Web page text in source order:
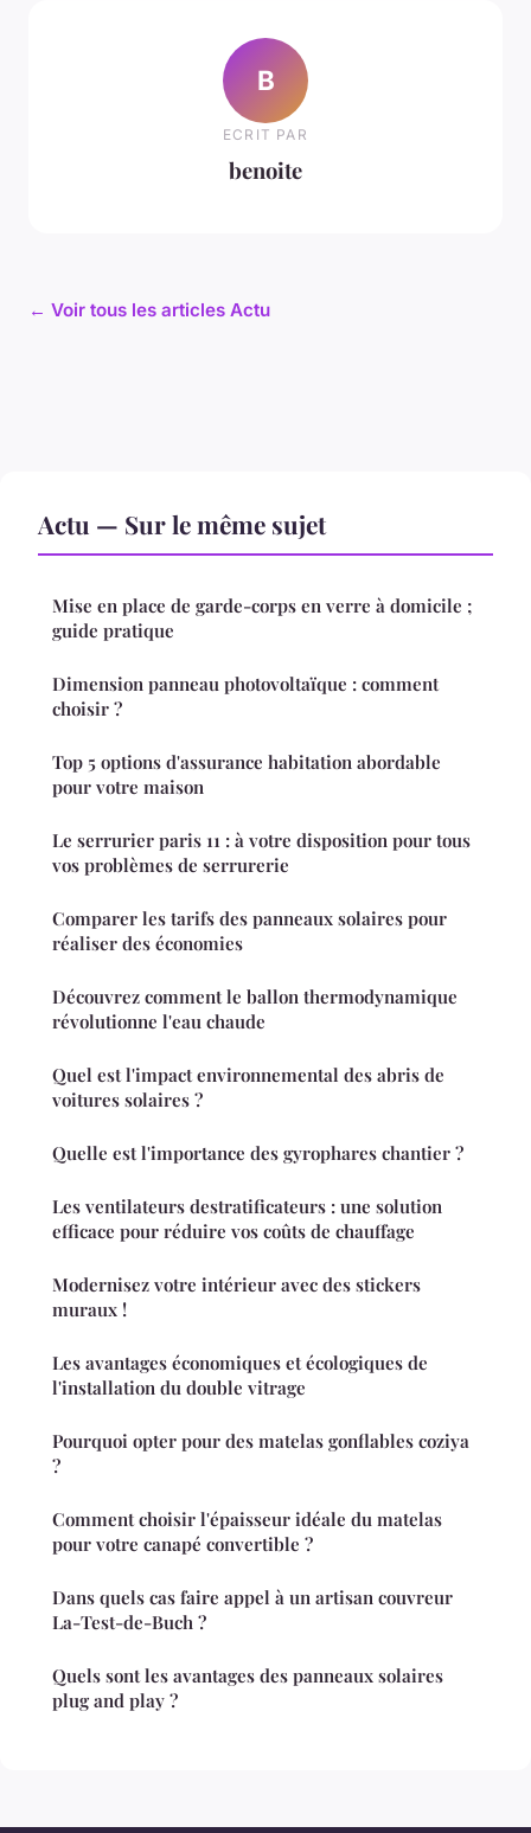
B
ECRIT PAR
benoite
← Voir tous les articles Actu
Actu — Sur le même sujet
Mise en place de garde-corps en verre à domicile ;
guide pratique
Dimension panneau photovoltaïque : comment
choisir ?
Top 5 options d'assurance habitation abordable
pour votre maison
Le serrurier paris 11 : à votre disposition pour tous
vos problèmes de serrurerie
Comparer les tarifs des panneaux solaires pour
réaliser des économies
Découvrez comment le ballon thermodynamique
révolutionne l'eau chaude
Quel est l'impact environnemental des abris de
voitures solaires ?
Quelle est l'importance des gyrophares chantier ?
Les ventilateurs destratificateurs : une solution
efficace pour réduire vos coûts de chauffage
Modernisez votre intérieur avec des stickers
muraux !
Les avantages économiques et écologiques de
l'installation du double vitrage
Pourquoi opter pour des matelas gonflables coziya
?
Comment choisir l'épaisseur idéale du matelas
pour votre canapé convertible ?
Dans quels cas faire appel à un artisan couvreur
La-Test-de-Buch ?
Quels sont les avantages des panneaux solaires
plug and play ?